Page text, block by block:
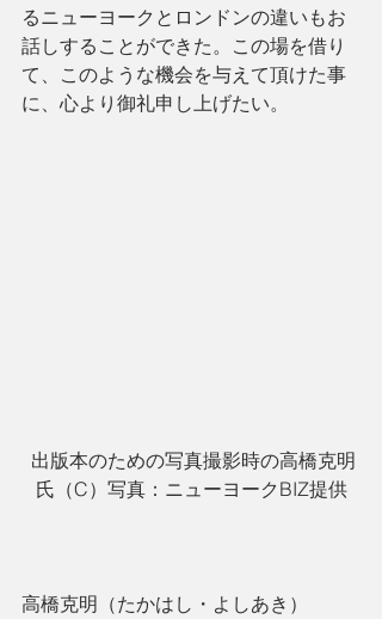
るニューヨークとロンドンの違いもお
話しすることができた。この場を借り
て、このような機会を与えて頂けた事
に、心より御礼申し上げたい。
氏（C）写真：ニューヨークBIZ提供
高橋克明（たかはし・よしあき）